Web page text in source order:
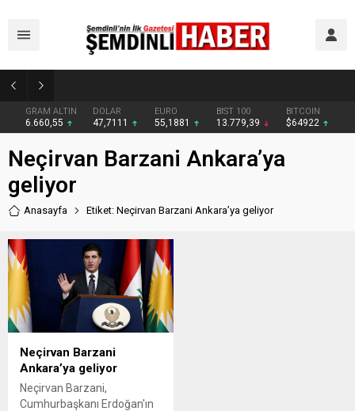
GRAM ALTIN
6.660,55
DOLAR
47,7111
EURO
55,1881
BIST 100
13.779,39
BITCOIN
$64922
Neçirvan Barzani Ankara’ya
geliyor
Anasayfa Etiket: Neçirvan Barzani Ankara’ya geliyor
Neçirvan Barzani
Ankara’ya geliyor
Neçirvan Barzani,
Cumhurbaşkanı Erdoğan'ın